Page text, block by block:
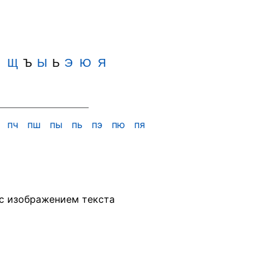
Щ Ъ Ы Ь Э Ю Я
пч пш пы пь пэ пю пя